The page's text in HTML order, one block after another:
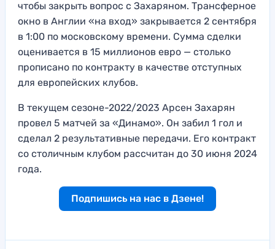
чтобы закрыть вопрос с Захаряном. Трансферное
окно в Англии «на вход» закрывается 2 сентября
в 1:00 по московскому времени. Сумма сделки
оценивается в 15 миллионов евро — столько
прописано по контракту в качестве отступных
для европейских клубов.
В текущем сезоне-2022/2023 Арсен Захарян
провел 5 матчей за «Динамо». Он забил 1 гол и
сделал 2 результативные передачи. Его контракт
со столичным клубом рассчитан до 30 июня 2024
года.
Подпишись на нас в Дзене!